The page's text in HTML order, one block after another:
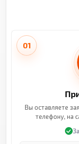
01
Вы оставляете
телефону, на